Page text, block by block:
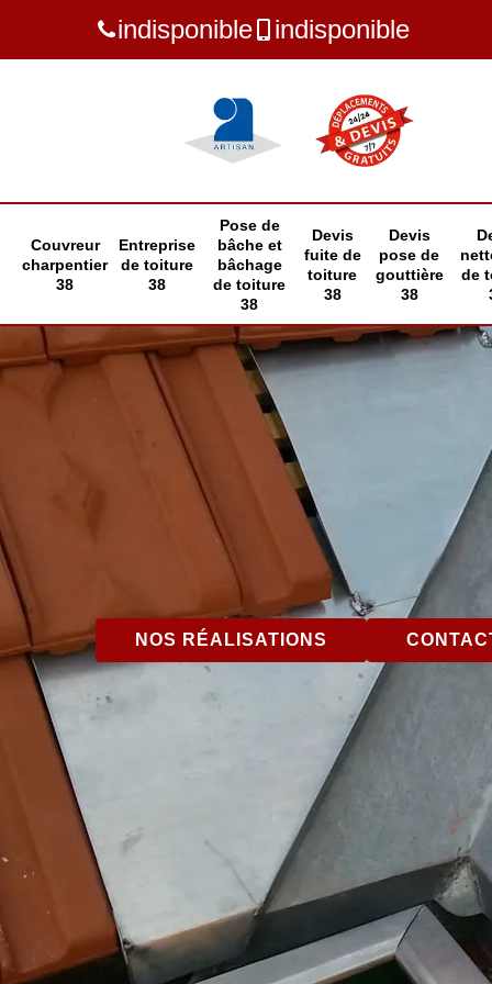
indisponible indisponible
Couvreur
charpentier
38
Entreprise
de toiture
38
Pose de
bâche et
bâchage
de toiture
38
Devis
fuite de
toiture
38
Devis
pose de
gouttière
38
de
NOS RÉALISATIONS